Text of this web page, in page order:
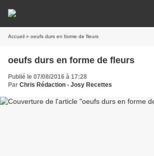
Accueil » oeufs durs en forme de fleurs
oeufs durs en forme de fleurs
Publié le 07/08/2016 à 17:28
Par Chris Rédaction - Josy Recettes